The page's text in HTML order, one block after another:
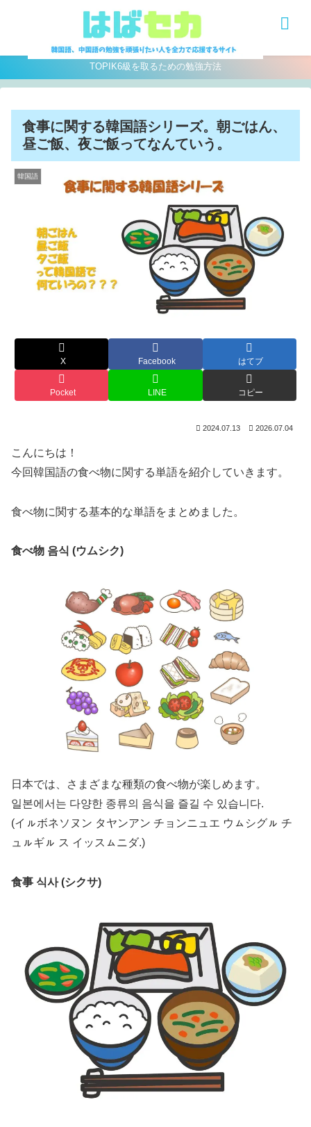
TOPIK6級を取るための勉強方法
食事に関する韓国語シリーズ。朝ごはん、
昼ご飯、夜ご飯ってなんていう。
韓国語
X Facebook はてブ
Pocket LINE コピー
2024.07.13 2026.07.04
こんにちは！
今回韓国語の食べ物に関する単語を紹介していきます。
食べ物に関する基本的な単語をまとめました。
食べ物 음식 (ウムシク)
日本では、さまざまな種類の食べ物が楽しめます。
일본에서는 다양한 종류의 음식을 즐길 수 있습니다.
(イㇽボネソヌン タヤンアン チョンニュエ ウㇺシグㇽ チ
ュㇽギㇽ ス イッスㇺニダ.)
食事 식사 (シクサ)